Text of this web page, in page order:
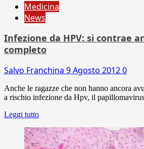
Medicina
News
Infezione da HPV: si contrae
completo
Salvo Franchina 9 Agosto 20120
Anche le ragazze che non hanno ancora
a rischio infezione da Hpv, il
Leggi tutto